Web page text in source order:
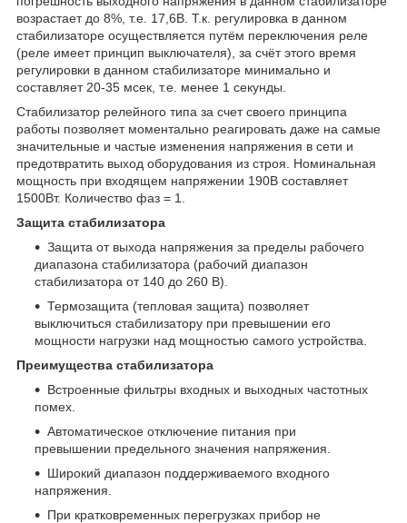
возрастает до 8%, т.е. 17,6В. Т.к. регулировка в данном
стабилизаторе осуществляется путём переключения реле
(реле имеет принцип выключателя), за счёт этого время
регулировки в данном стабилизаторе минимально и
составляет 20-35 мсек, т.е. менее 1 секунды.
Стабилизатор релейного типа за счет своего принципа
работы позволяет моментально реагировать даже на самые
значительные и частые изменения напряжения в сети и
предотвратить выход оборудования из строя. Номинальная
мощность при входящем напряжении 190В составляет
1500Вт. Количество фаз = 1.
Защита стабилизатора
Защита от выхода напряжения за пределы рабочего
диапазона стабилизатора (рабочий диапазон
стабилизатора от 140 до 260 В).
Термозащита (тепловая защита) позволяет
выключиться стабилизатору при превышении его
мощности нагрузки над мощностью самого устройства.
Преимущества стабилизатора
Встроенные фильтры входных и выходных частотных
помех.
Автоматическое отключение питания при
превышении предельного значения напряжения.
Широкий диапазон поддерживаемого входного
напряжения.
При кратковременных перегрузках прибор не